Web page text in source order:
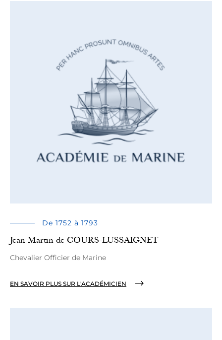
De 1752 à 1793
Jean Martin de COURS-LUSSAIGNET
Chevalier Officier de Marine
EN SAVOIR PLUS SUR L'ACADÉMICIEN